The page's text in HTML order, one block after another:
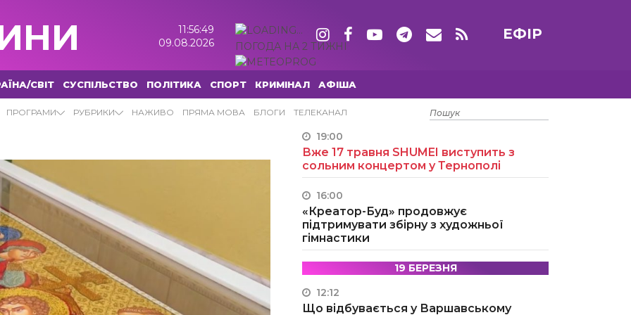
11:56:50
09.08.2026
ПОГОДА НА 2 ТИЖНІ
ЕФІР
СВІТ СУСПІЛЬСТВО ПОЛІТИКА СПОРТ КРИМІНАЛ АФІША
ПРОГРАМИ РУБРИКИ НАЖИВО ПРЯМА МОВА БЛОГИ ТЕЛЕКАНАЛ
15 ТРАВНЯ
19:00
Вже 17 травня SHUMEI виступить з
сольним концертом у Тернополі
16:00
«Креатор-Буд» продовжує
підтримувати збірну з художньої
гімнастики
19 БЕРЕЗНЯ
12:12
Що відбувається у Варшавському